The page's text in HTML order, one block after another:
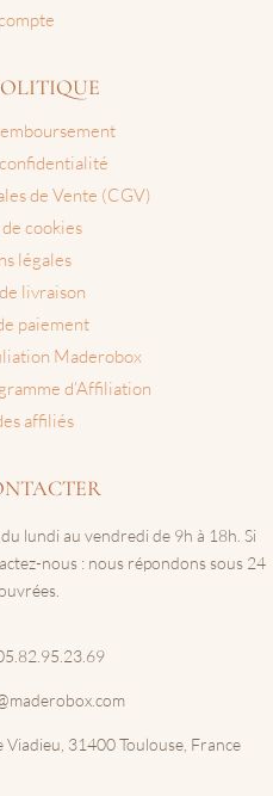
de Vente (CGV)
cookies
légales
livraison
paiement
Maderobox
d’Affiliation
affiliés
lundi au vendredi de 9h à 18h. Si
nous : nous répondons sous 24
Viadieu, 31400 Toulouse, France